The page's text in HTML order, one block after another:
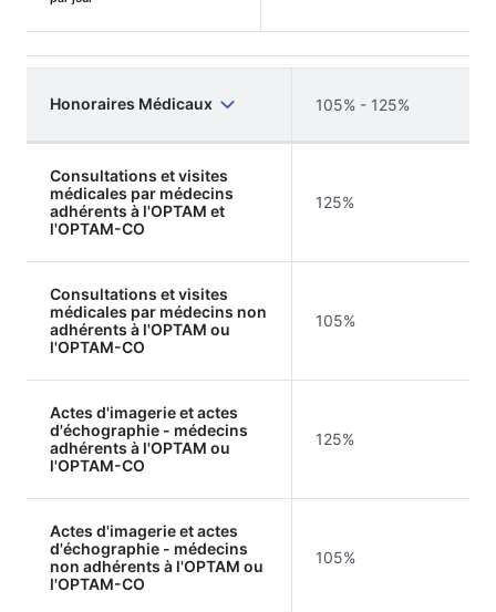
Honoraires Médicaux 105% - 125%
Consultations et visites
médicales par médecins
adhérents à l'OPTAM et
l'OPTAM-CO
125%
Consultations et visites
médicales par médecins non
adhérents à l'OPTAM ou
l'OPTAM-CO
105%
Actes d'imagerie et actes
d'échographie - médecins
adhérents à l'OPTAM ou
l'OPTAM-CO
125%
Actes d'imagerie et actes
d'échographie - médecins
non adhérents à l'OPTAM ou
l'OPTAM-CO
105%